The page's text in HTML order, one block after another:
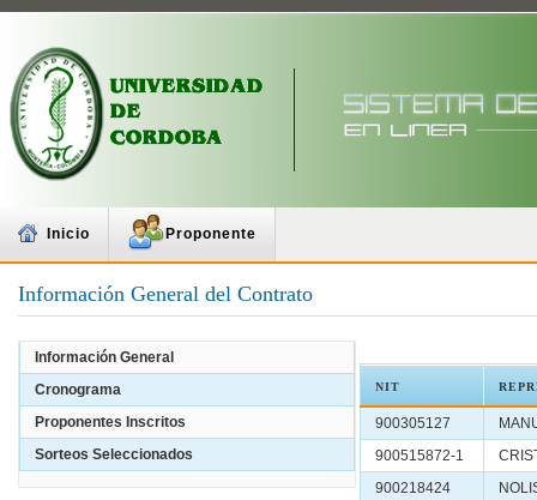
Inicio Proponente
Información General del Contrato
Información General
Cronograma
Proponentes Inscritos
Sorteos Seleccionados
NIT
900305127
900515872-1
900218424